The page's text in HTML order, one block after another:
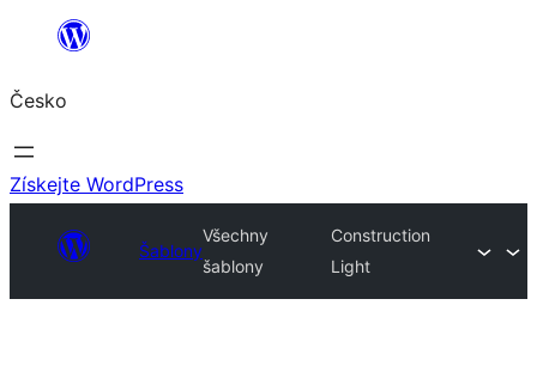
Přeskočit
obsah
Česko
Získejte WordPress
Šablony
Všechny
šablony
Construction
Light